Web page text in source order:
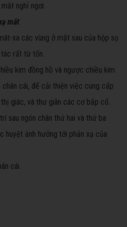
nghỉ ngơi.
mắt
xa các vùng ở mặt sau của hộp sọ
rất từ tốn.
kim đồng hồ và ngược chiều kim
chân cái, để cải thiện việc cung cấp
giác, và thư giãn các cơ bắp cổ.
sau ngón chân thứ hai và thứ ba
huyệt ảnh hưởng tới phản xạ của
cái.